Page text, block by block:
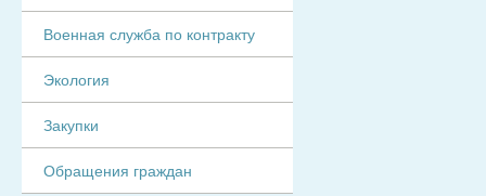
Военная служба по контракту
Экология
Закупки
Обращения граждан